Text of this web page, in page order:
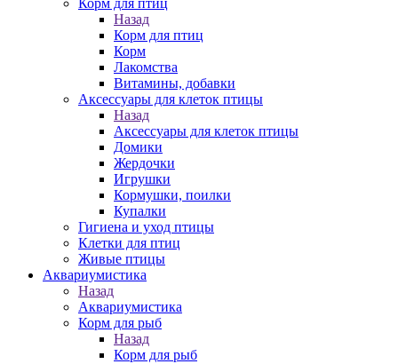
Корм для птиц
Назад
Корм для птиц
Корм
Лакомства
Витамины, добавки
Аксессуары для клеток птицы
Назад
Аксессуары для клеток птицы
Домики
Жердочки
Игрушки
Кормушки, поилки
Купалки
Гигиена и уход птицы
Клетки для птиц
Живые птицы
Аквариумистика
Назад
Аквариумистика
Корм для рыб
Назад
Корм для рыб